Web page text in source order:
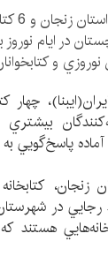
چهار
در ايام نوروز
و
چهار
آماده پاسخ‌گويي
رجايي در
هستند